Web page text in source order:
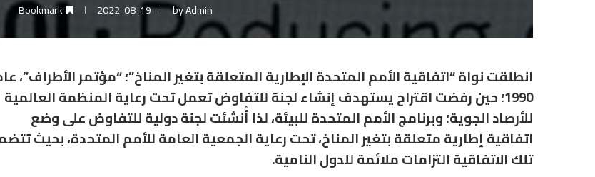
byAdmin
2022-08-19
Bookmark
انطلقت نواة “اتفاقية الأمم المتحدة الإطارية المتعلقة بتغير المناخ”؛ “مؤتمر الأطراف”،
1990؛ حين رفضت اقتراح يستهدف إنشاء لجنة للتفاوض تعمل تحت رعاية المنظمة العالمية
للأرصاد الجوية؛ وبرنامج الأمم المتحدة للبيئة، لذا أُنشئت لجنة دولية للتفاوض على وضع
اتفاقية إطارية متعلقة بتغير المناخ، تحت رعاية الجمعية العامة للأمم المتحدة، بحيث
تلك الاتفاقية التزامات ملائمة للدول النامية.